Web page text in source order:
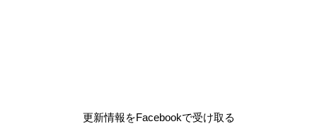
更新情報をFacebookで受け取る